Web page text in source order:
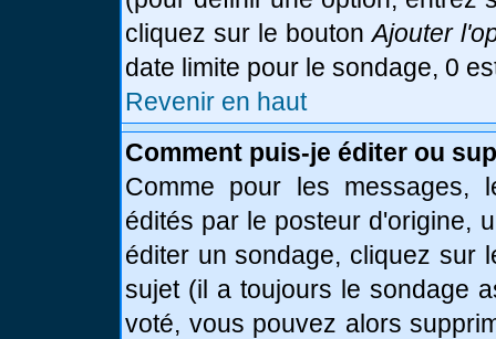
cliquez sur le boutonAjouter
date limite pour le sondage, 0
Revenir en haut
Comment puis-je éditer ou
Comme pour les messages,
édités par le posteur d'origine,
éditer un sondage, cliquez sur
sujet (il a toujours le sondage
voté, vous pouvez alors